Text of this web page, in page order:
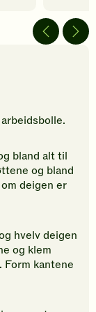
av
5
din
bland alt til
og bland
deigen er
hvelv deigen
og klem
Form kantene